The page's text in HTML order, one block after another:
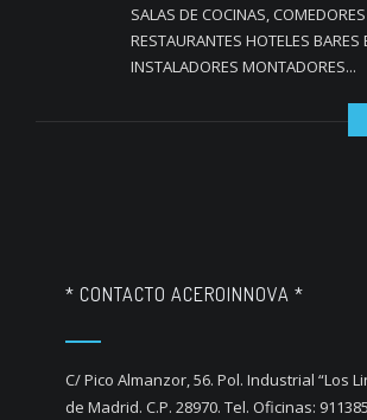
SALAS DE COCINAS,
RESTAURANTES HOTELES BARES
INSTALADORES MONTADORES...
* CONTACTO ACEROINNOVA *
C/ Pico Almanzor, 56. Pol. Industrial “Los
de Madrid. C.P. 28970. Tel. Oficinas: